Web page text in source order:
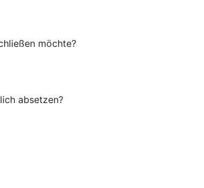
möchte?
absetzen?